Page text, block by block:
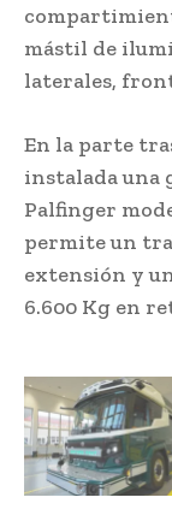
mástil de
laterales,
En la parte
instalada una
Palfinger
permite un
extensión y
6.600 Kg en